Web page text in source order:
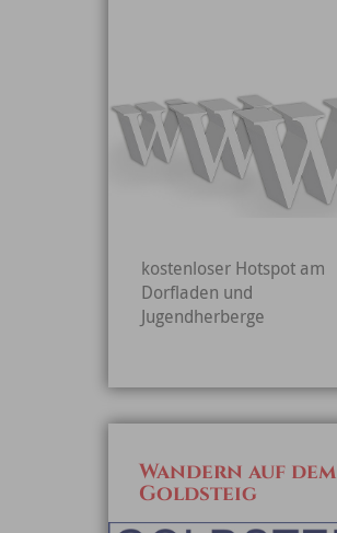
kostenloser Hotspot am
Dorfladen und
Jugendherberge
Wandern auf dem
Goldsteig